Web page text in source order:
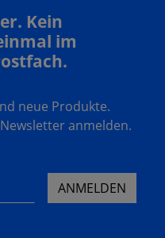
Kein
im
neue Produkte.
anmelden.
ANMELDEN